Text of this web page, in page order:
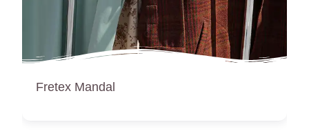
Gjenbruken Mandal